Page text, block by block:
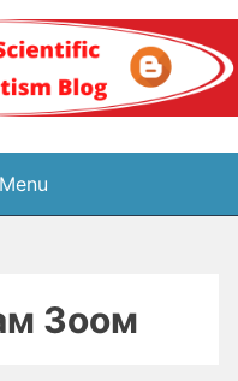
научно
за
Зоом